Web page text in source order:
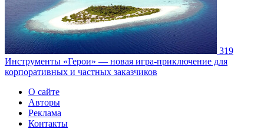
319
Инструменты «Герои» — новая игра-приключение для
корпоративных и частных заказчиков
О сайте
Авторы
Реклама
Контакты